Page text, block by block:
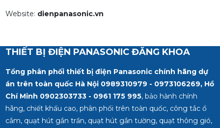
Website: dienpanasonic.vn
THIẾT BỊ ĐIỆN PANASONIC ĐĂNG KHOA
Tổng phân phối thiết bị điện Panasonic chính hãng dự
án trên toàn quốc Hà Nội 0989310979 - 0973106269, Hồ
Chí Minh 0902303733 - 0961 175 995, bảo hành chính
hãng, chiết khấu cao, phân phối trên toàn quốc, công tắc ổ
cắm, quạt hút gắn trần, quạt hút gắn tường, quạt thông gió,